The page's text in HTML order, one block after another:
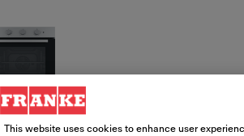
This website uses cookies to enhance user